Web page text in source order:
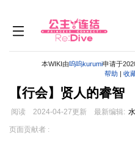
本WIKI由呜呜kurumi申请于
帮助 | 收
【行会】贤人的睿智
阅读 2024-04-27更新 最新编辑:
跳
跳
页面贡献者 :